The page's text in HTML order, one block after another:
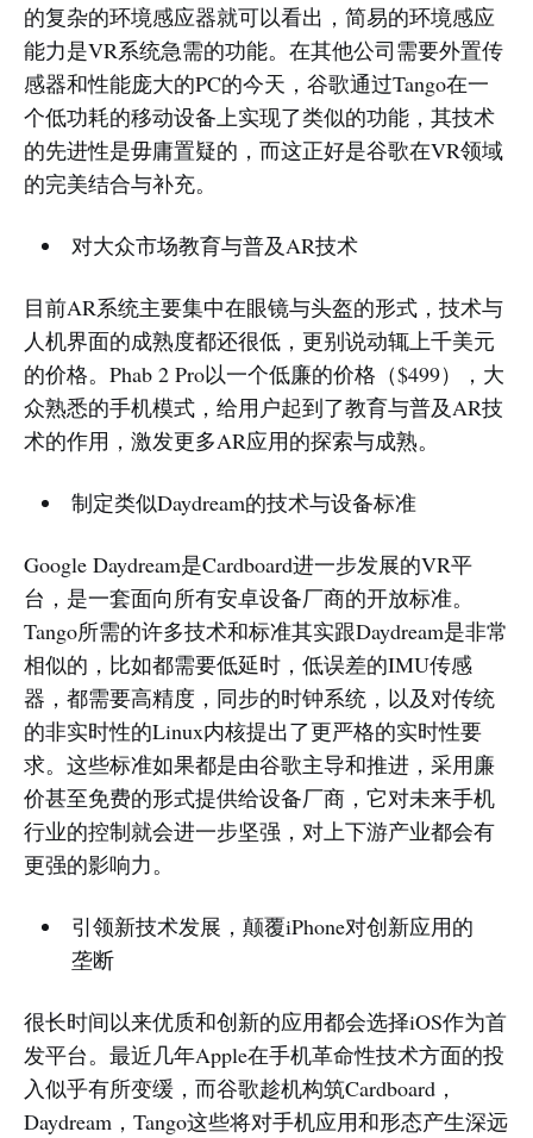
的复杂的环境感应器就可以看出，简易的环境感应
能力是VR系统急需的功能。在其他公司需要外置传
感器和性能庞大的PC的今天，谷歌通过Tango在一
个低功耗的移动设备上实现了类似的功能，其技术
的先进性是毋庸置疑的，而这正好是谷歌在VR领域
的完美结合与补充。
对大众市场教育与普及AR技术
目前AR系统主要集中在眼镜与头盔的形式，技术与
人机界面的成熟度都还很低，更别说动辄上千美元
的价格。Phab 2 Pro以一个低廉的价格（$499），大
众熟悉的手机模式，给用户起到了教育与普及AR技
术的作用，激发更多AR应用的探索与成熟。
制定类似Daydream的技术与设备标准
Google Daydream是Cardboard进一步发展的VR平
台，是一套面向所有安卓设备厂商的开放标准。
Tango所需的许多技术和标准其实跟Daydream是非常
相似的，比如都需要低延时，低误差的IMU传感
器，都需要高精度，同步的时钟系统，以及对传统
的非实时性的Linux内核提出了更严格的实时性要
求。这些标准如果都是由谷歌主导和推进，采用廉
价甚至免费的形式提供给设备厂商，它对未来手机
行业的控制就会进一步坚强，对上下游产业都会有
更强的影响力。
引领新技术发展，颠覆iPhone对创新应用的
垄断
很长时间以来优质和创新的应用都会选择iOS作为首
发平台。最近几年Apple在手机革命性技术方面的投
入似乎有所变缓，而谷歌趁机构筑Cardboard，
Daydream，Tango这些将对手机应用和形态产生深远